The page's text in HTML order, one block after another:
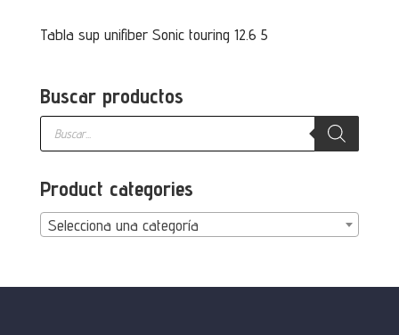
Tabla sup unifiber Sonic touring 12.6 5
Buscar productos
Búsqueda
productos
Product categories
Selecciona una categoría